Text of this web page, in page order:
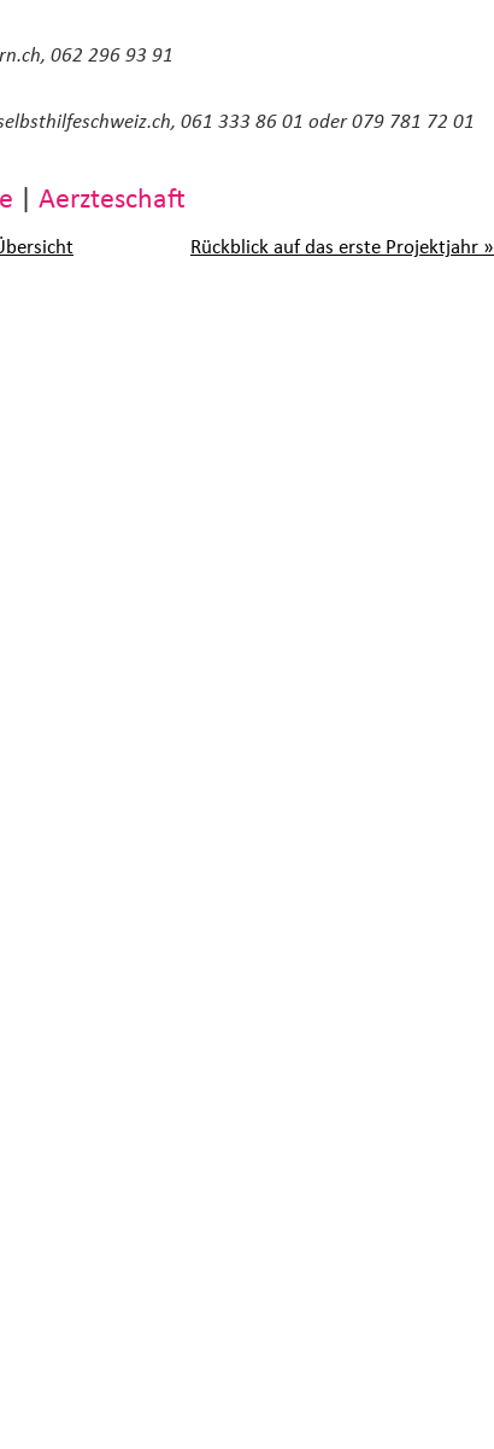
ch, 062 296 93 91
ch, 061 333 86 01 oder 079 781 72 01
| Aerzteschaft
Rückblick auf das erste Projektjahr »